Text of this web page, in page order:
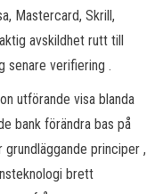
Mastercard, Skrill,
avskildhet rutt till
senare verifiering .
utförande visa blanda
bank förändra bas på
principer ,
brett